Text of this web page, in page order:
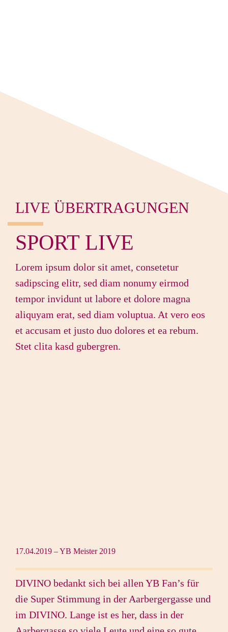
LIVE ÜBERTRAGUNGEN
SPORT LIVE
Lorem ipsum dolor sit amet, consetetur
sadipscing elitr, sed diam nonumy eirmod
tempor invidunt ut labore et dolore magna
aliquyam erat, sed diam voluptua. At vero eos
et accusam et justo duo dolores et ea rebum.
Stet clita kasd gubergren.
17.04.2019 – YB Meister 2019
DIVINO bedankt sich bei allen YB Fan’s für
die Super Stimmung in der Aarbergergasse und
im DIVINO. Lange ist es her, dass in der